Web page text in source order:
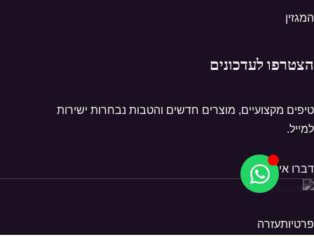
המגזין
הצטרפו לעדכונים
טיפים מקצועיים, מוצרים חדשים והטבות נבחרות ישירות
למייל.
דברו איתנו
פרטיותעזרה